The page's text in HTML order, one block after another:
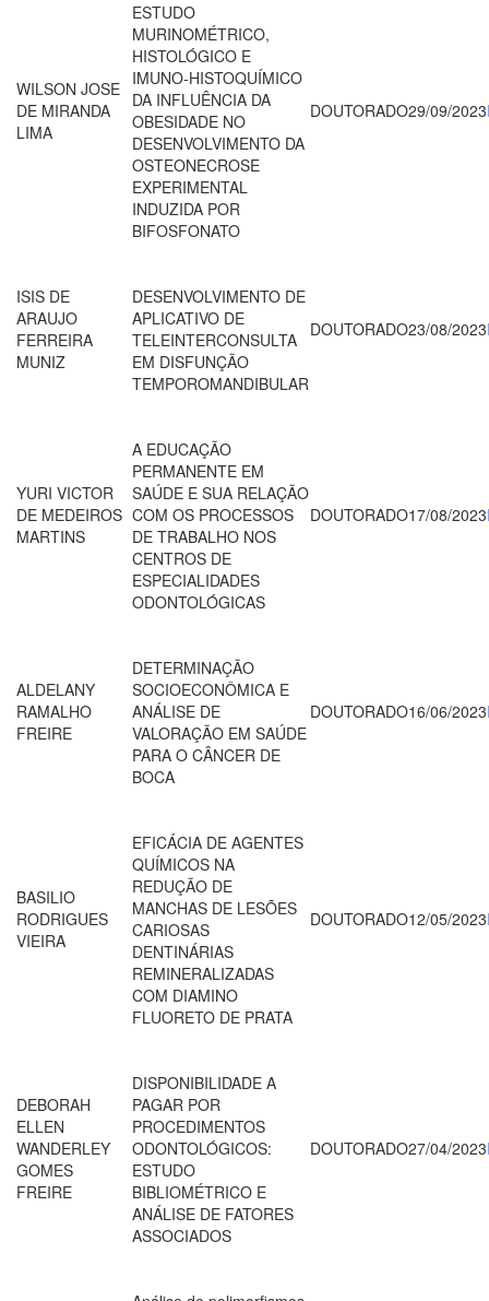
WILSON JOSE
DE MIRANDA
LIMA
ESTUDO
MURINOMÉTRICO,
HISTOLÓGICO E
IMUNO-HISTOQUÍMICO
DA INFLUÊNCIA DA
OBESIDADE NO
DESENVOLVIMENTO DA
OSTEONECROSE
EXPERIMENTAL
INDUZIDA POR
BIFOSFONATO
DOUTORADO29/09/2023
ISIS DE
ARAUJO
FERREIRA
MUNIZ
DESENVOLVIMENTO DE
APLICATIVO DE
TELEINTERCONSULTA
EM DISFUNÇÃO
TEMPOROMANDIBULAR
DOUTORADO23/08/2023
YURI VICTOR
DE MEDEIROS
MARTINS
A EDUCAÇÃO
PERMANENTE EM
SAÚDE E SUA RELAÇÃO
COM OS PROCESSOS
DE TRABALHO NOS
CENTROS DE
ESPECIALIDADES
ODONTOLÓGICAS
DOUTORADO17/08/2023
ALDELANY
RAMALHO
FREIRE
DETERMINAÇÃO
SOCIOECONÔMICA E
ANÁLISE DE
VALORAÇÃO EM SAÚDE
PARA O CÂNCER DE
BOCA
DOUTORADO16/06/2023
BASILIO
RODRIGUES
VIEIRA
EFICÁCIA DE AGENTES
QUÍMICOS NA
REDUÇÃO DE
MANCHAS DE LESÕES
CARIOSAS
DENTINÁRIAS
REMINERALIZADAS
COM DIAMINO
FLUORETO DE PRATA
DOUTORADO12/05/2023
DEBORAH
ELLEN
WANDERLEY
GOMES
FREIRE
DISPONIBILIDADE A
PAGAR POR
PROCEDIMENTOS
ODONTOLÓGICOS:
ESTUDO
BIBLIOMÉTRICO E
ANÁLISE DE FATORES
ASSOCIADOS
DOUTORADO27/04/2023